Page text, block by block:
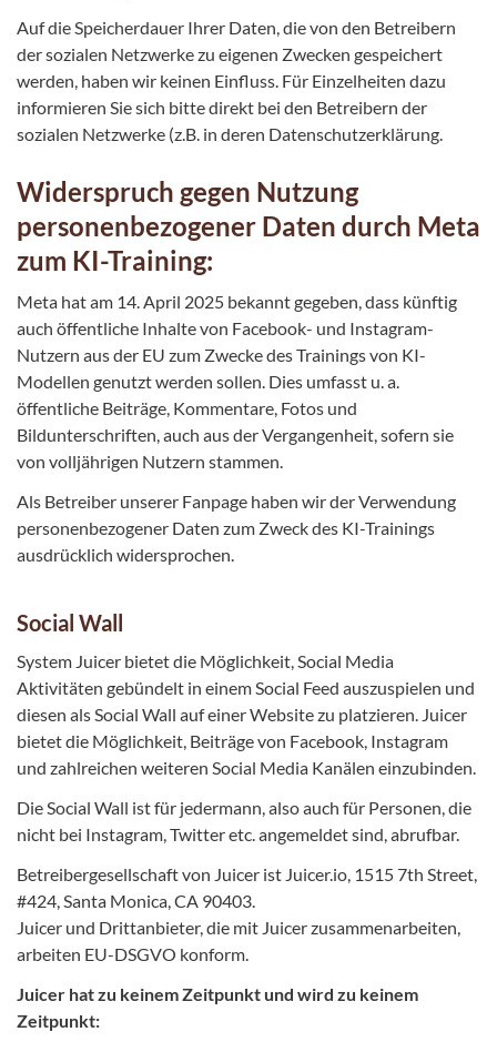
Auf die Speicherdauer Ihrer Daten, die von den Betreibern
der sozialen Netzwerke zu eigenen Zwecken gespeichert
werden, haben wir keinen Einfluss. Für Einzelheiten dazu
informieren Sie sich bitte direkt bei den Betreibern der
sozialen Netzwerke (z.B. in deren Datenschutzerklärung.
Widerspruch gegen Nutzung
personenbezogener Daten durch Meta
zum KI-Training:
Meta hat am 14. April 2025 bekannt gegeben, dass künftig
auch öffentliche Inhalte von Facebook- und Instagram-
Nutzern aus der EU zum Zwecke des Trainings von KI-
Modellen genutzt werden sollen. Dies umfasst u. a.
öffentliche Beiträge, Kommentare, Fotos und
Bildunterschriften, auch aus der Vergangenheit, sofern sie
von volljährigen Nutzern stammen.
Als Betreiber unserer Fanpage haben wir der Verwendung
personenbezogener Daten zum Zweck des KI-Trainings
ausdrücklich widersprochen.
Social Wall
System Juicer bietet die Möglichkeit, Social Media
Aktivitäten gebündelt in einem Social Feed auszuspielen und
diesen als Social Wall auf einer Website zu platzieren. Juicer
bietet die Möglichkeit, Beiträge von Facebook, Instagram
und zahlreichen weiteren Social Media Kanälen einzubinden.
Die Social Wall ist für jedermann, also auch für Personen, die
nicht bei Instagram, Twitter etc. angemeldet sind, abrufbar.
Betreibergesellschaft von Juicer ist Juicer.io, 1515 7th Street,
#424, Santa Monica, CA 90403.
Juicer und Drittanbieter, die mit Juicer zusammenarbeiten,
arbeiten EU-DSGVO konform.
Juicer hat zu keinem Zeitpunkt und wird zu keinem
Zeitpunkt: